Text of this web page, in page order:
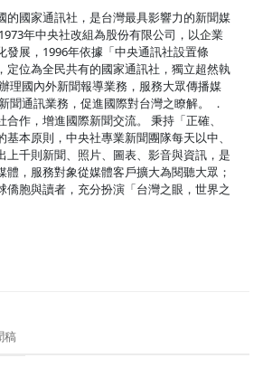
的國家通訊社，是台灣最具影響力的新聞媒
年中央社改組為股份有限公司，以企業
發展，1996年依據「中央通訊社設置條
定位為全民共有的國家通訊社，獨立超然執
理國內外新聞報導業務，服務大眾傳播媒
聞通訊業務，促進國際對台灣之瞭解。 ．
作，增進國際新聞交流。 秉持「正確、
本原則，中央社專業新聞團隊每天以中、
上千則新聞、照片、圖表、影音與資訊，是
體，服務對象從媒體客戶擴大為閱聽大眾；
僑胞與讀者，充分扮演「台灣之眼，世界之
稿